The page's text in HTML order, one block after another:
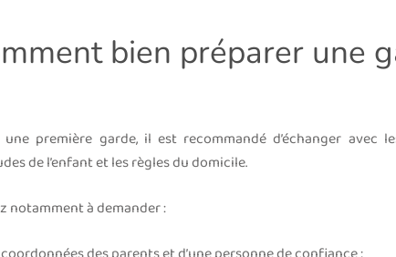
bien préparer une
une première garde, il est recommandé d’échanger avec
de l’enfant et les règles du domicile.
notamment à demander :